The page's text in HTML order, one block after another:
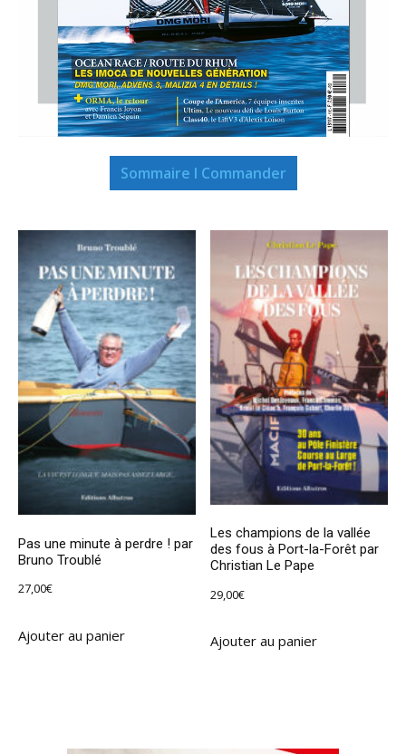
Sommaire I Commander
Pas une minute à perdre ! par
Bruno Troublé
27,00€
Ajouter au panier
Les champions de la vallée
des fous à Port-la-Forêt par
Christian Le Pape
29,00€
Ajouter au panier